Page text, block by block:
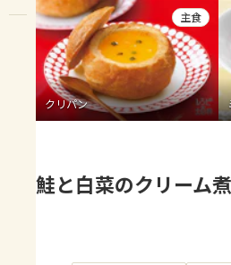
トーク
よくあるお問い合わせ
お買い物
クリパン
主食
鮭と白菜のクリーム